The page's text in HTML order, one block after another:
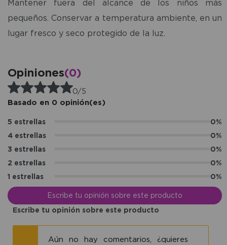
Mantener fuera del alcance de los niños más
pequeños. Conservar a temperatura ambiente, en un
lugar fresco y seco protegido de la luz.
Opiniones(0)
0/5
Basado en 0 opinión(es)
5 estrellas
0%
4 estrellas
0%
3 estrellas
0%
2 estrellas
0%
1 estrellas
0%
Escribe tu opinión sobre este producto
Escribe tu opinión sobre este producto
Aún no hay comentarios, ¿quieres